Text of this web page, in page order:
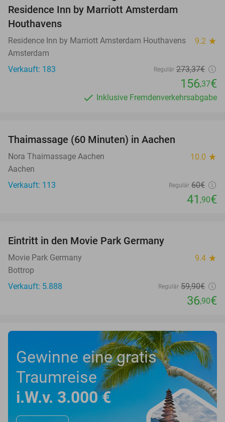
Residence Inn by Marriott Amsterdam
Houthavens
Residence Inn by Marriott Amsterdam Houthavens 9.2 star
Amsterdam
Verkauft: 183
Regulär 273,37€
156,37€
Inklusive Fremdenverkehrsabgabe
Thaimassage (60 Minuten) in Aachen
Nora Thaimassage Aachen 10.0 star
Aachen
Verkauft: 113
Regulär 60€
41 ,90€
Eintritt in den Movie Park Germany
Movie Park Germany 9.4 star
Bottrop
Verkauft: 5.888
Regulär 59,90€
36,90€
Gewinne eine gratis
Traumreise
i.W.v. 3.000 €